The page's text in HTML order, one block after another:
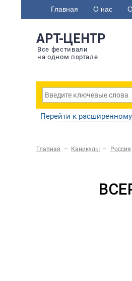
Главная О нас
АРТ-ЦЕНТР
Все фестивали
на одном портале
Перейти к
Главная – Каникулы – Россия